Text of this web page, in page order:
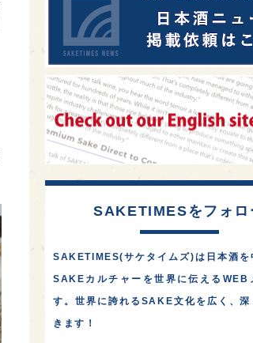
SAKETIMESをフォロ
SAKETIMES(サケタイムズ)は日本酒を
SAKEカルチャーを世界に伝えるWEB
す。世界に誇れるSAKE文化を広く、深
きます！